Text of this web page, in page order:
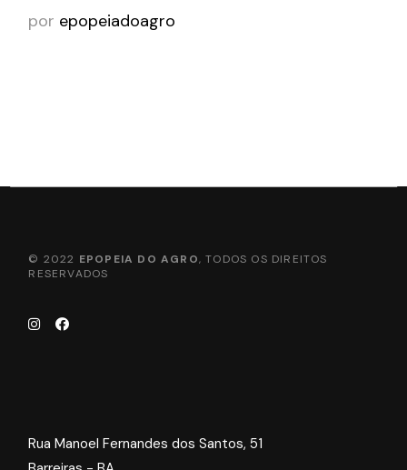
por epopeiadoagro
© 2022 EPOPEIA DO AGRO, TODOS OS DIREITOS
RESERVADOS
Rua Manoel Fernandes dos Santos, 51